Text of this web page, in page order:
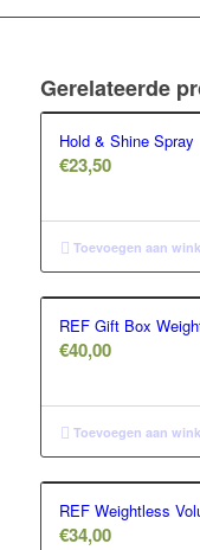
Gerelateerde
Hold & Shine Spray
€23,50
Toevoegen aan
REF Gift Box
€40,00
Toevoegen aan
REF Weightless
€34,00